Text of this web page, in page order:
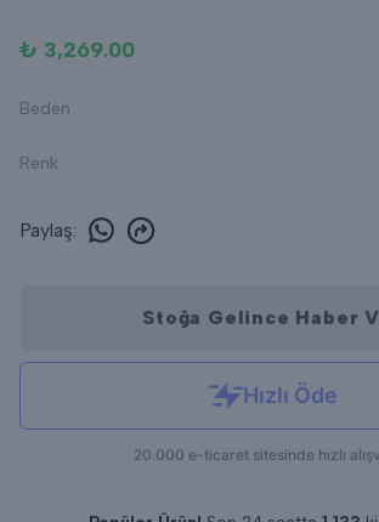
₺ 3,269.00
Beden
Renk
Paylaş:
Stoğa Gelince Haber